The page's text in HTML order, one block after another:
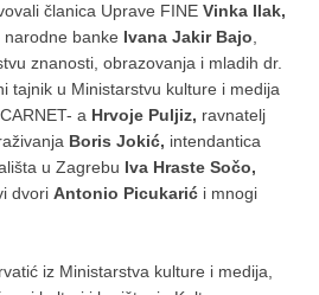
članica Uprave FINEVinka Ilak,
banke Ivana Jakir Bajo,
znanosti, obrazovanja i mladih dr.
tajnik u Ministarstvu kulture i medija
a Hrvoje Puljiz, ravnatelj
Boris Jokić, intendantica
u Zagrebu Iva Hraste Sočo,
dvoriAntonio Picukarić i mnogi
iz Ministarstva kulture i medija,